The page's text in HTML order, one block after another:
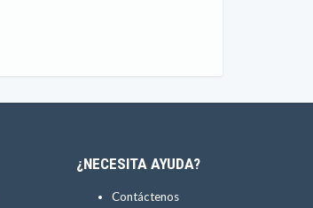
¿NECESITA AYUDA?
Contáctenos